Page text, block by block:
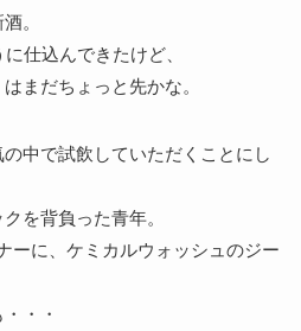
。
仕込んできたけど、
まだちょっと先かな。
中で試飲していただくことにし
を背負った青年。
ーに、ケミカルウォッシュのジー
・・